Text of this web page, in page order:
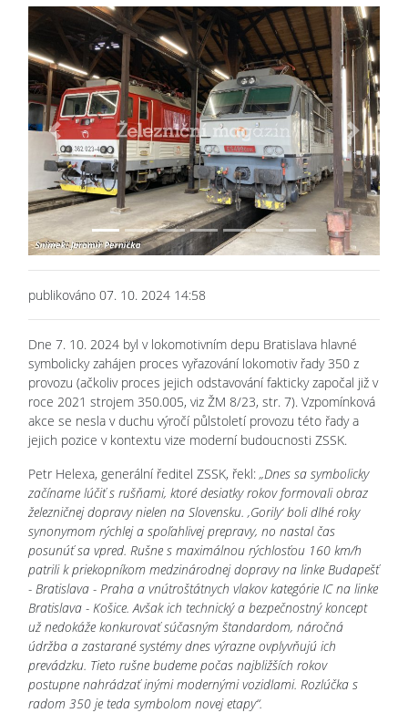
Previous Next
publikováno 07. 10. 2024 14:58
Dne 7. 10. 2024 byl v lokomotivním depu Bratislava hlavné
symbolicky zahájen proces vyřazování lokomotiv řady 350 z
provozu (ačkoliv proces jejich odstavování fakticky započal již v
roce 2021 strojem 350.005, viz ŽM 8/23, str. 7). Vzpomínková
akce se nesla v duchu výročí půlstoletí provozu této řady a
jejich pozice v kontextu vize moderní budoucnosti ZSSK.
Petr Helexa, generální ředitel ZSSK, řekl: „Dnes sa symbolicky
začíname lúčiť s rušňami, ktoré desiatky rokov formovali obraz
železničnej dopravy nielen na Slovensku. ‚Gorily‘ boli dlhé roky
synonymom rýchlej a spoľahlivej prepravy, no nastal čas
posunúť sa vpred. Rušne s maximálnou rýchlosťou 160 km/h
patrili k priekopníkom medzinárodnej dopravy na linke Budapešť
- Bratislava - Praha a vnútroštátnych vlakov kategórie IC na linke
Bratislava - Košice. Avšak ich technický a bezpečnostný koncept
už nedokáže konkurovať súčasným štandardom, náročná
údržba a zastarané systémy dnes výrazne ovplyvňujú ich
prevádzku. Tieto rušne budeme počas najbližších rokov
postupne nahrádzať inými modernými vozidlami. Rozlúčka s
radom 350 je teda symbolom novej etapy“.